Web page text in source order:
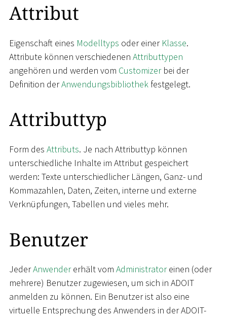
Attribut
Eigenschaft eines Modelltyps oder einer Klasse.
Attribute können verschiedenen Attributtypen
angehören und werden vom Customizerbei der
Definition derAnwendungsbibliothek festgelegt.
Attributtyp
Form des Attributs. Je nach Attributtyp können
unterschiedliche Inhalte im Attribut gespeichert
werden: Texte unterschiedlicher Längen, Ganz- und
Kommazahlen, Daten, Zeiten, interne und externe
Verknüpfungen, Tabellen und vieles mehr.
Benutzer
JederAnwendererhält vom Administratoreinen (oder
mehrere) Benutzer zugewiesen, um sich in ADOIT
anmelden zu können. Ein Benutzer ist also eine
virtuelle Entsprechung des Anwenders in der ADOIT-